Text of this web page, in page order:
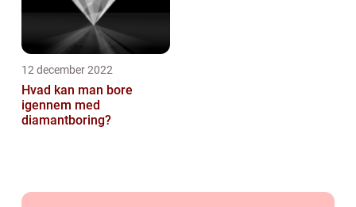
12 december 2022
Hvad kan man bore
igennem med
diamantboring?